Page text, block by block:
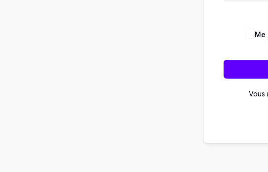
Me
Vous